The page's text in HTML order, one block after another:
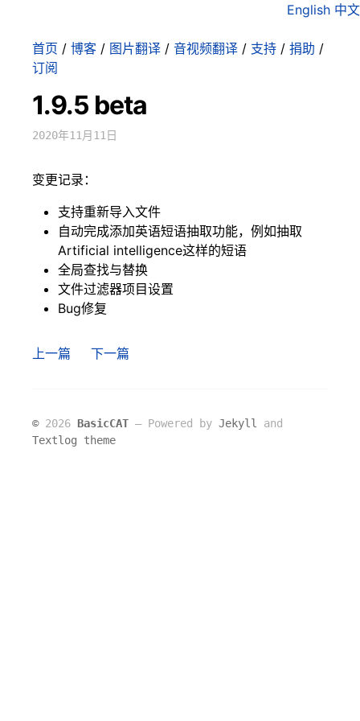
English 中文
首页 / 博客 / 图片翻译 / 音视频翻译 / 支持 / 捐助 /
订阅
1.9.5 beta
2020年11月11日
变更记录：
支持重新导入文件
自动完成添加英语短语抽取功能，例如抽取
Artificial intelligence这样的短语
全局查找与替换
文件过滤器项目设置
Bug修复
上一篇 下一篇
©2026 BasicCAT ― Powered by Jekyll
and
Textlog theme